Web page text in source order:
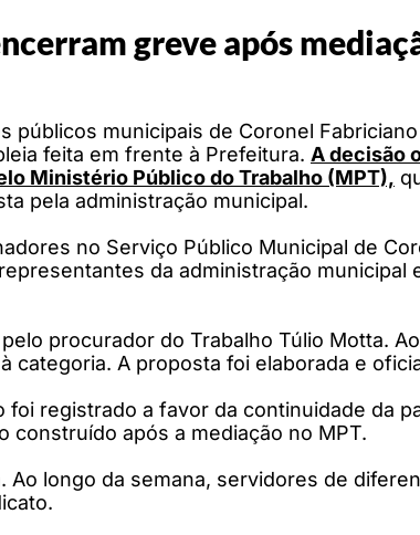
greve após
públicos municipais de Coronel
feita em frente à Prefeitura. A decisão
Ministério Público do Trabalho (MPT),
pela administração municipal.
no Serviço Público Municipal de
da administração
procurador do Trabalho Túlio Motta.
A proposta foi elaborada e
registrado a favor da continuidade da
construído após a mediação no MPT.
longo da semana, servidores de